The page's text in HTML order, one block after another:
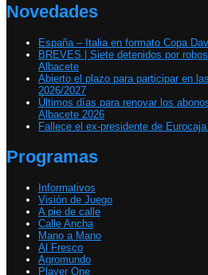
Novedades
España – Italia en formato Copa
BREVES | Siete detenidos por
Albacete
Abierto el plazo para participar en
2026/2027
Últimos días para renovar los
Albacete 2026
Fallece el ex-presidente de
Programas
Informativos
Visión de Juego
A pie de calle
Calle Ancha
Mano a Mano
Al Fresco
Agromundo
Player One